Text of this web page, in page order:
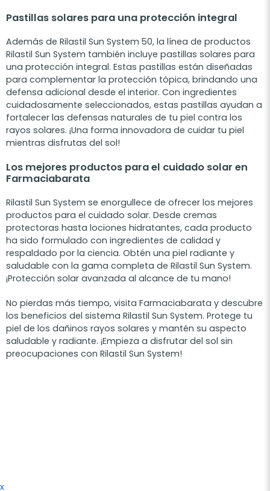
Pastillas solares para una protección integral
Además de Rilastil Sun System 50, la línea de productos
Rilastil Sun System también incluye pastillas solares para
una protección integral. Estas pastillas están diseñadas
para complementar la protección tópica, brindando una
defensa adicional desde el interior. Con ingredientes
cuidadosamente seleccionados, estas pastillas ayudan a
fortalecer las defensas naturales de tu piel contra los
rayos solares. ¡Una forma innovadora de cuidar tu piel
mientras disfrutas del sol!
Los mejores productos para el cuidado solar en
Farmaciabarata
Rilastil Sun System se enorgullece de ofrecer los mejores
productos para el cuidado solar. Desde cremas
protectoras hasta lociones hidratantes, cada producto
ha sido formulado con ingredientes de calidad y
respaldado por la ciencia. Obtén una piel radiante y
saludable con la gama completa de Rilastil Sun System.
¡Protección solar avanzada al alcance de tu mano!
No pierdas más tiempo, visita Farmaciabarata y descubre
los beneficios del sistema Rilastil Sun System. Protege tu
piel de los dañinos rayos solares y mantén su aspecto
saludable y radiante. ¡Empieza a disfrutar del sol sin
preocupaciones con Rilastil Sun System!
x